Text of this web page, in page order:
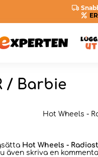
/ Barbie
Hot Wheels -
Hot Wheels -
även skriva en